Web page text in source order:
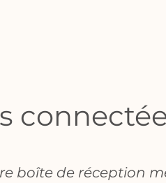
boîte de réception